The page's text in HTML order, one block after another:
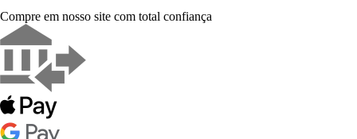
Compre em nosso site com total confiança